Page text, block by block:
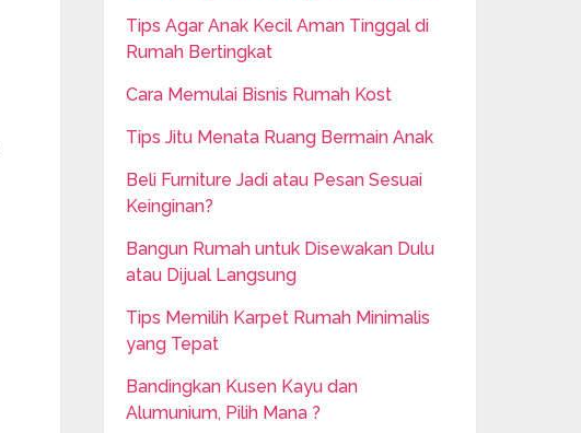
Tips Agar Anak Kecil Aman Tinggal di
Rumah Bertingkat
Cara Memulai Bisnis Rumah Kost
Tips Jitu Menata Ruang Bermain Anak
Beli Furniture Jadi atau Pesan Sesuai
Keinginan?
Bangun Rumah untuk Disewakan Dulu
atau Dijual Langsung
Tips Memilih Karpet Rumah Minimalis
yang Tepat
Bandingkan Kusen Kayu dan
Alumunium, Pilih Mana ?